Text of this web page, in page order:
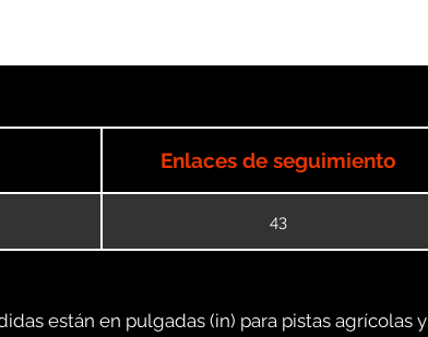
Enlaces de seguimiento
43
están en pulgadas (in) para pistas agrícolas y